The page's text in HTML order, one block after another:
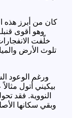
وهو أقوى
خلّفت
تلوث الأرض
ورغم الوعود
بيكيني أتول
النووية. فقد
وبقي سكانها